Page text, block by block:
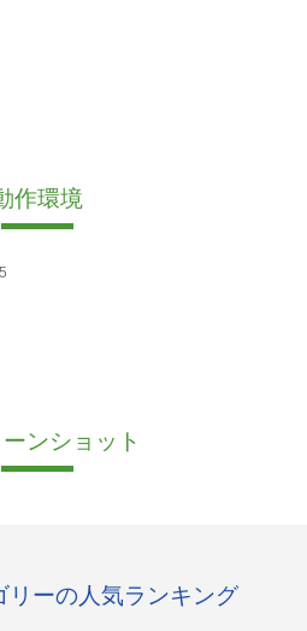
作環境
ンショット
リーの人気ランキング